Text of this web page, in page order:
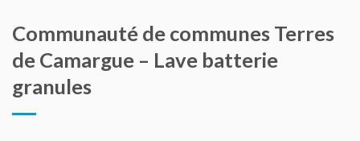
Communauté de communes Terres
de Camargue – Lave batterie
granules